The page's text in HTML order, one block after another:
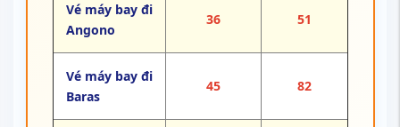
Vé máy bay đi
Angono
36 51
Vé máy bay đi
Baras
45 82